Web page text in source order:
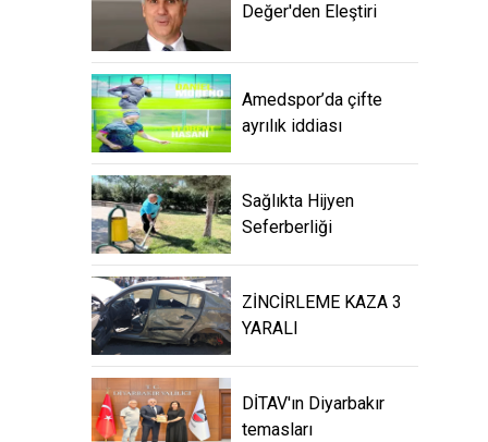
Değer'den Eleştiri
Amedspor’da çifte
ayrılık iddiası
Sağlıkta Hijyen
Seferberliği
ZİNCİRLEME KAZA 3
YARALI
DİTAV'ın Diyarbakır
temasları